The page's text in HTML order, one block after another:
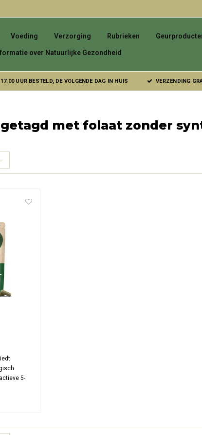
Voeding Verzorging Rubrieken
over Natuurlijke Gezondheid
UUR BESTELD, DE VOLGENDE DAG IN HUIS VERZENDING
met folaat zonder
5-
het